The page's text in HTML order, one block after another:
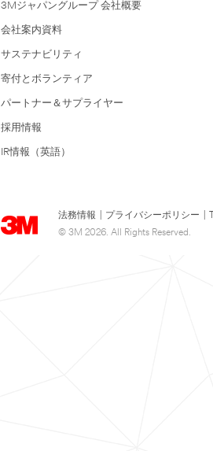
3Mジャパングループ 会社概要
会社案内資料
サステナビリティ
寄付とボランティア
パートナー＆サプライヤー
採用情報
IR情報（英語）
法務情報 プライバシーポリシー
© 3M 2026. All Rights Reserved.